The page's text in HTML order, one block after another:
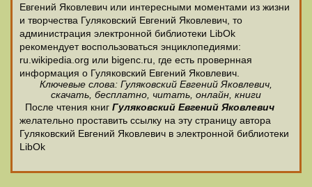
Евгений Яковлевич или интересными моментами из жизни
и творчества Гуляковский Евгений Яковлевич, то
администрация электронной библиотеки LibOk
рекомендует воспользоваться энциклопедиями:
ru.wikipedia.org или bigenc.ru, где есть провернная
информация о Гуляковский Евгений Яковлевич.
Ключевые слова: Гуляковский Евгений Яковлевич,
скачать, бесплатно, читать, онлайн, книги
После чтения книг Гуляковский Евгений Яковлевич
желательно проставить ссылку на эту страницу автора
Гуляковский Евгений Яковлевич в электронной библиотеки
LibOk